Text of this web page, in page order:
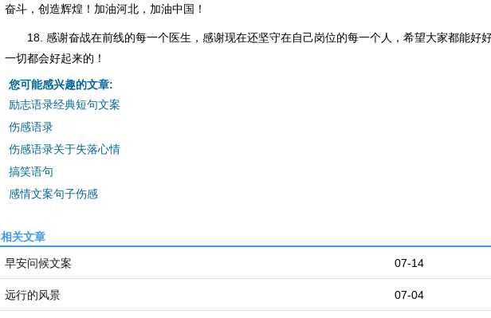
奋斗，创造辉煌！加油河北，加油中国！
18. 感谢奋战在前线的每一个医生，感谢现在还坚守在自己岗位的每一个人，希望大家都能好
一切都会好起来的！
您可能感兴趣的文章:
励志语录经典短句文案
伤感语录
伤感语录关于失落心情
搞笑语句
感情文案句子伤感
相关文章
07-14
早安问候文案
07-04
远行的风景